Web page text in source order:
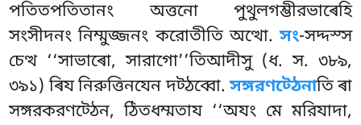
পতিতপতিতানং অত্তনো পুথুলগম্ভীরভাৰেহি
সংসীদনং নিম্মুজ্জনং করোতীতি অত্থো.সং-সদ্দস্স
চেত্থ ‘‘সাভাৰো, সারাগো’’তিআদীসু (ধ. স. ৩৮৯,
৩৯১) ৰিয নিরুত্তিনযেন দট্ঠব্বো.সঙ্গরণট্ঠেনাতি ৰা
সঙ্গরকরণট্ঠেন, ঠিতধম্মতায ‘‘অযং মে মরিযাদা,